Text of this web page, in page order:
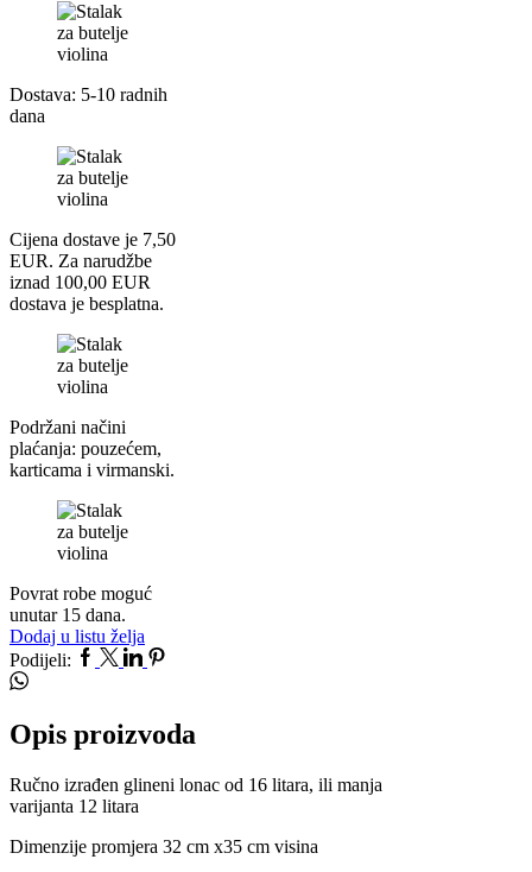
Litara
količina
Dostava: 5-10 radnih
dana
Cijena dostave je 7,50
EUR. Za narudžbe
iznad 100,00 EUR
dostava je besplatna.
Podržani načini
plaćanja: pouzećem,
karticama i virmanski.
Povrat robe moguć
unutar 15 dana.
Dodaj u listu želja
Podijeli: Facebook
Twitter
Linkedin
Pinterest
Opis proizvoda
Ručno izrađen glineni lonac od 16 litara, ili manja
varijanta 12 litara
Dimenzije promjera 32 cm x35 cm visina